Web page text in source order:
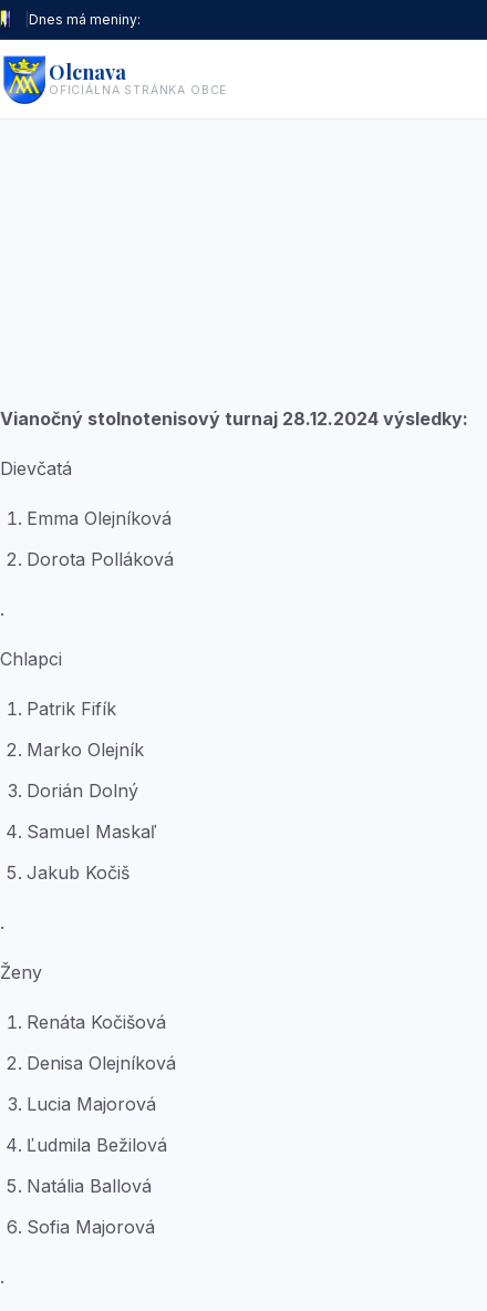
|Dnes má meniny:
Olcnava
OFICIÁLNA STRÁNKA OBCE
Vianočný stolnotenisový turnaj 28.12.2024 výsledky:
Dievčatá
Emma Olejníková
Dorota Polláková
.
Chlapci
Patrik Fifík
Marko Olejník
Dorián Dolný
Samuel Maskaľ
Jakub Kočiš
.
Ženy
Renáta Kočišová
Denisa Olejníková
Lucia Majorová
Ľudmila Bežilová
Natália Ballová
Sofia Majorová
.